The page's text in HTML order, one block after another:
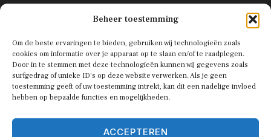
Beheer toestemming
Om de beste ervaringen te bieden, gebruiken wij technologieën zoals
cookies om informatie over je apparaat op te slaan en/of te raadplegen.
Door in te stemmen met deze technologieën kunnen wij gegevens zoals
surfgedrag of unieke ID's op deze website verwerken. Als je geen
toestemming geeft of uw toestemming intrekt, kan dit een nadelige invloed
hebben op bepaalde functies en mogelijkheden.
ACCEPTEREN
Per direct geld lenen zonder